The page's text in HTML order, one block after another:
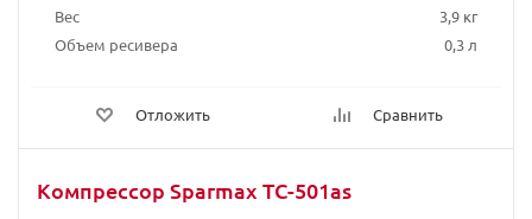
Вес
3,9 кг
Объем ресивера
0,3 л
Отложить Сравнить
Компрессор Sparmax TC-501as